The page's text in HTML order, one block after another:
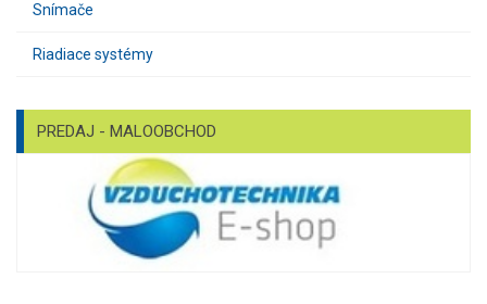
Snímače
Riadiace systémy
PREDAJ - MALOOBCHOD